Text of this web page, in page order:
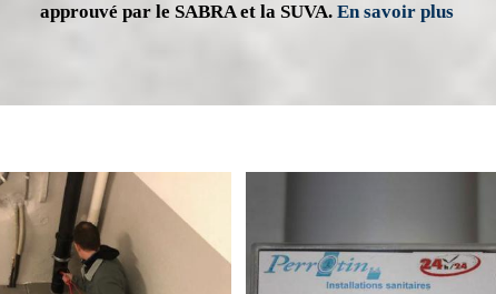
approuvé par le SABRA et la SUVA. En savoir plus